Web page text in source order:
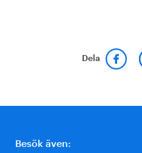
Dela
Besök även: